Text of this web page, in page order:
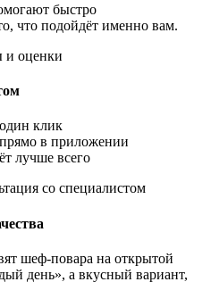
быстро
что подойдёт именно вам.
клик
в приложении
лучше всего
шеф-повара на открытой
день», а вкусный вариант,